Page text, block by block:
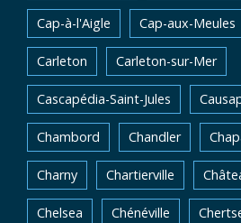
Cap-à-l'Aigle Cap-aux-Meules
Carleton Carleton-sur-Mer
Cascapédia-Saint-Jules
Chambord Chandler
Charny Chartierville
Chelsea Chénéville